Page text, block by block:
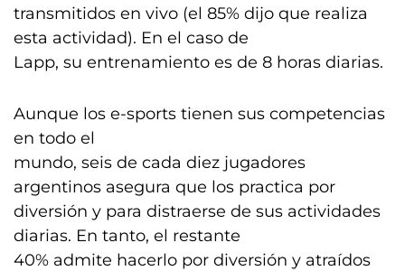
transmitidos en vivo (el 85% dijo que realiza
esta actividad). En el caso de
Lapp, su entrenamiento es de 8 horas diarias.
Aunque los e-sports tienen sus competencias
en todo el
mundo, seis de cada diez jugadores
argentinos asegura que los practica por
diversión y para distraerse de sus actividades
diarias. En tanto, el restante
40% admite hacerlo por diversión y atraídos